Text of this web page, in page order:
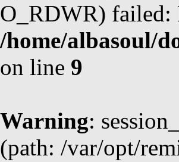
O_RDWR) failed:
/home/albasoul/
on line 9
Warning:
(path: /var/opt/